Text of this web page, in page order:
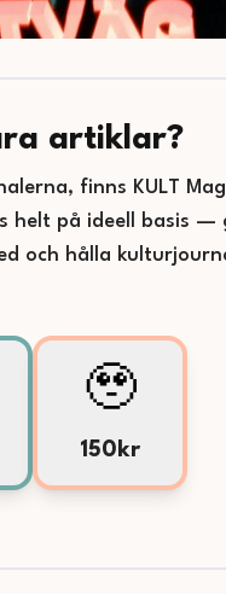
artiklar?
finns KULT
helt på ideell basis —
och hålla
🥹
150kr